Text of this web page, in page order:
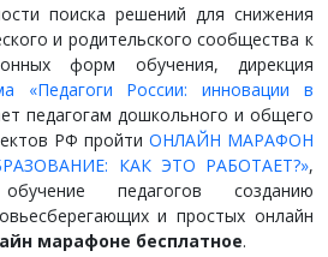
поиска решений для снижения
и родительского сообщества к
форм обучения, дирекция
«Педагоги России: инновации в
педагогам дошкольного и общего
РФ пройти ОНЛАЙН МАРАФОН
КАК ЭТО РАБОТАЕТ?»,
педагогов созданию
и простых онлайн
марафоне бесплатное.